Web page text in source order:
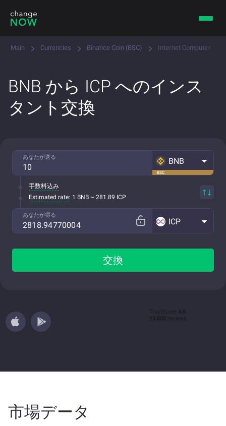
Main Currencies Binance Coin (BSC) Internet Computer
BNB から ICP へのインス
タント交換
あなたが送る
BSC
BNB
手数料込み
Estimated rate: 1 BNB ~ 281.89 ICP
あなたが得る
ICP
交換
市場データ